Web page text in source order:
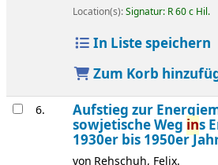
Location(s):Signatur: R 60 c Hil.
In Liste speichern
Zum Korb
6. Aufstieg zur
sowjetische Weg ins
1930er bis 1950er